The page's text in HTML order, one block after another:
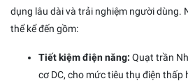
dụng lâu dài và trải nghiệm người dùng.
thể kể đến gồm:
Tiết kiệm điện năng: Quạt trần
cơ DC, cho mức tiêu thụ điện thấp